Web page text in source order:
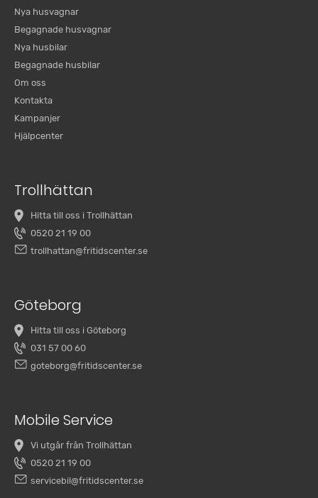
Nya husvagnar
Begagnade husvagnar
Nya husbilar
Begagnade husbilar
Om oss
Kontakta
Kampanjer
Hjälpcenter
Trollhättan
Hitta till oss i Trollhättan
0520 21 19 00
trollhattan@fritidscenter.se
Göteborg
Hitta till oss i Göteborg
031 57 00 60
goteborg@fritidscenter.se
Mobile Service
Vi utgår från Trollhättan
0520 21 19 00
servicebil@fritidscenter.se